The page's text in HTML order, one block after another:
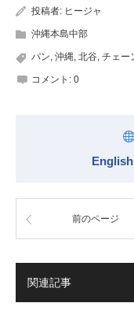
投稿者: ヒージャ
沖縄本島中部
パン, 沖縄, 北谷, チェー
コメント: 0
English
前のページ
関連記事